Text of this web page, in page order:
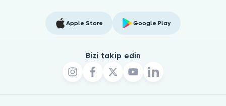
Apple Store Google Play
Bizi takip edin